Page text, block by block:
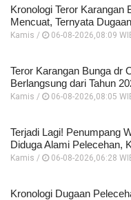
Kronologi Teror Karangan
Mencuat, Ternyata
Kamis / 06-08-2026,08:09
Teror Karangan Bunga dr
Berlangsung dari Tahun
Kamis / 06-08-2026,08:05
Terjadi Lagi! Penumpang
Diduga Alami Pelecehan,
Kamis / 06-08-2026,06:28
Kronologi Dugaan